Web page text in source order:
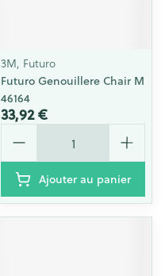
3M, Futuro
Futuro Genouillere Chair M
46164
33,92 €
Quantité
Ajouter au panier